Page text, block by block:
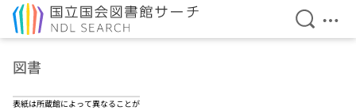
検索を
メ
図書
表紙は所蔵館によって異なることが